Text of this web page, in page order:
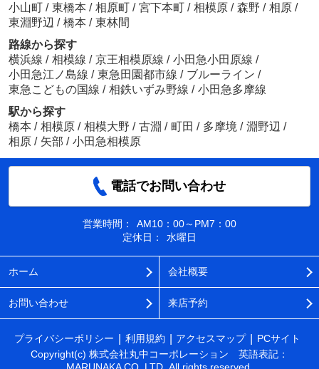
小山町 / 東橋本 / 相原町 / 宮下本町 / 相模原 / 森野 / 相原 /
東淵野辺 / 橋本 / 東林間
路線から探す
横浜線 / 相模線 / 京王相模原線 / 小田急小田原線 /
小田急江ノ島線 / 東急田園都市線 / ブルーライン /
東急こどもの国線 / 相鉄いずみ野線 / 小田急多摩線
駅から探す
橋本 / 相模原 / 相模大野 / 古淵 / 町田 / 多摩境 / 淵野辺 /
相原 / 矢部 / 小田急相模原
電話でお問い合わせ
営業時間：
AM10：00～PM7：00
定休日：
水曜日
ホーム 会社概要
お問い合わせ 来店予約
プライバシーポリシー 利用規約 アクセスマップ
PCサイト
Copyright(c) 株式会社丸中コーポレーション 英語表記：